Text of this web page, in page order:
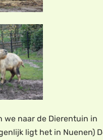
we naar de Dierentuin in
ligt het in Nuenen)